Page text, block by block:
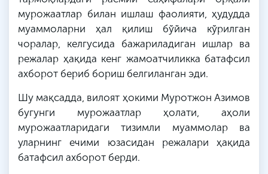
мурожаатлар билан ишлаш фаолияти, ҳудудда
муаммоларни ҳал қилиш бўйича кўрилган
чоралар, келгусида бажариладиган ишлар ва
режалар ҳақида кенг жамоатчиликка батафсил
ахборот бериб бориш белгиланган эди.
Шу мақсадда, вилоят ҳокими Муротжон Азимов
бугунги мурожаатлар ҳолати, аҳоли
мурожаатларидаги тизимли муаммолар ва
уларнинг ечими юзасидан режалари ҳақида
батафсил ахборот берди.